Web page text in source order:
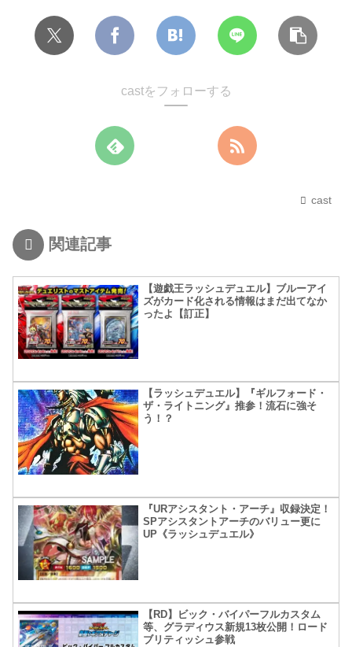
castをフォローする
cast
関連記事
【遊戯王ラッシュデュエル】ブルーアイ
ズがカード化される情報はまだ出てなか
ったよ【訂正】
【ラッシュデュエル】『ギルフォード・
ザ・ライトニング』推参！流石に強そ
う！？
『URアシスタント・アーチ』収録決定！
SPアシスタントアーチのバリュー更に
UP《ラッシュデュエル》
【RD】ビック・バイパーフルカスタム
等、グラディウス新規13枚公開！ロード
ブリティッシュ参戦